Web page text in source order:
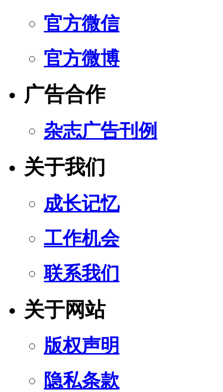
官方微信
官方微博
广告合作
杂志广告刊例
关于我们
成长记忆
工作机会
联系我们
关于网站
版权声明
隐私条款